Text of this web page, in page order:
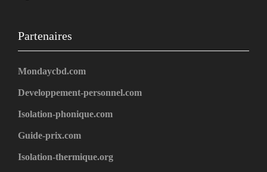
Partenaires
Mondaycbd.com
Developpement-personnel.com
Isolation-phonique.com
Guide-prix.com
Isolation-thermique.org